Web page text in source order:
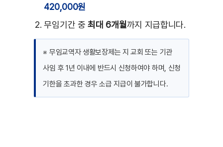
420,000원
무임기간 중최대 6개월까지 지급합니다.
※ 무임교역자 생활보장제는 지 교회 또는 기관
사임 후 1년 이내에 반드시 신청하여야 하며, 신청
기한을 초과한 경우 소급 지급이 불가합니다.